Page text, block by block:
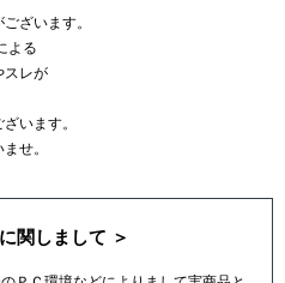
ざいます。
よる
スレが
います。
せ。
関しまして ＞